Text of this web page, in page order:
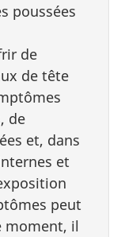
poussées
de
de tête
de
et, dans
et
peut
moment, il